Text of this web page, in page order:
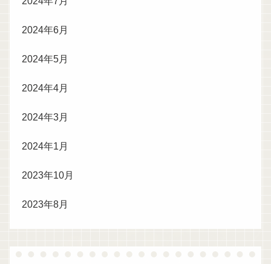
2024年6月
2024年5月
2024年4月
2024年3月
2024年1月
2023年10月
2023年8月